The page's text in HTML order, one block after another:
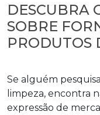
DESCUBRA
SOBRE
PRODUTOS
Se alguém
limpeza, encontra
expressão de